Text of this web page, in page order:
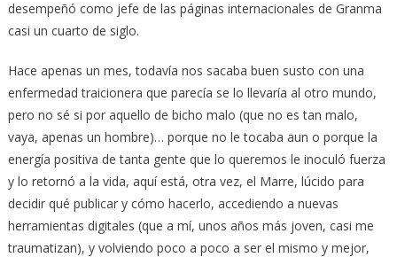
desempeñó como jefe de las páginas internacionales de Granma
casi un cuarto de siglo.
Hace apenas un mes, todavía nos sacaba buen susto con una
enfermedad traicionera que parecía se lo llevaría al otro mundo,
pero no sé si por aquello de bicho malo (que no es tan malo,
vaya, apenas un hombre)… porque no le tocaba aun o porque la
energía positiva de tanta gente que lo queremos le inoculó fuerza
y lo retornó a la vida, aquí está, otra vez, el Marre, lúcido para
decidir qué publicar y cómo hacerlo, accediendo a nuevas
herramientas digitales (que a mí, unos años más joven, casi me
traumatizan), y volviendo poco a poco a ser el mismo y mejor,